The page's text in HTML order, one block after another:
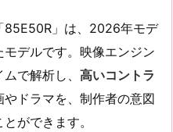
85E50R」は、2026年モデ
デルです。映像エンジン
で解析し、 高いコントラ
やドラマを、制作者の意図
ができます。